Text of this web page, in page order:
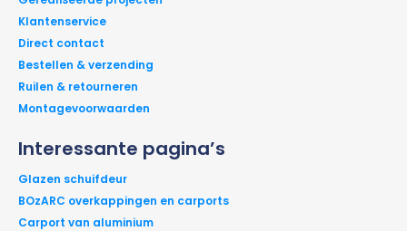
Interessante pagina’s
Glazen schuifdeur
BOzARC overkappingen en carports
Carport van aluminium
Klantenservice
Direct contact
Bestellen & verzending
Ruilen & retourneren
Montagevoorwaarden